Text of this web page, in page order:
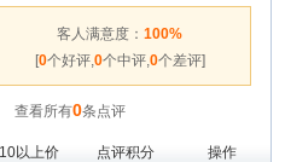
客人满意度： 100%
[0个好评,0个中评,0个差评]
查看所有0条点评
10以上价 点评积分 操作